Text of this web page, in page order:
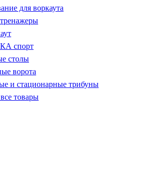
для воркаута
спорт
столы
ворота
и стационарные трибуны
товары